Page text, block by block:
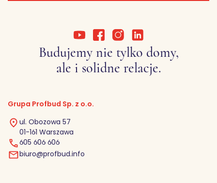
Budujemy nie tylko domy,
ale i solidne relacje.
Grupa Profbud Sp. z o.o.
ul. Obozowa 57
01-161 Warszawa
605 606 606
biuro@profbud.info